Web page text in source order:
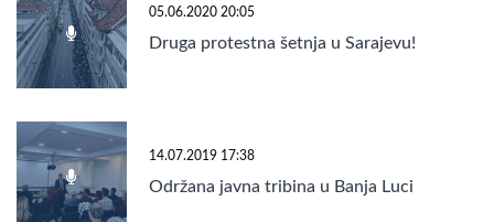
05.06.2020 20:05
Druga protestna šetnja u Sarajevu!
14.07.2019 17:38
Održana javna tribina u Banja Luci